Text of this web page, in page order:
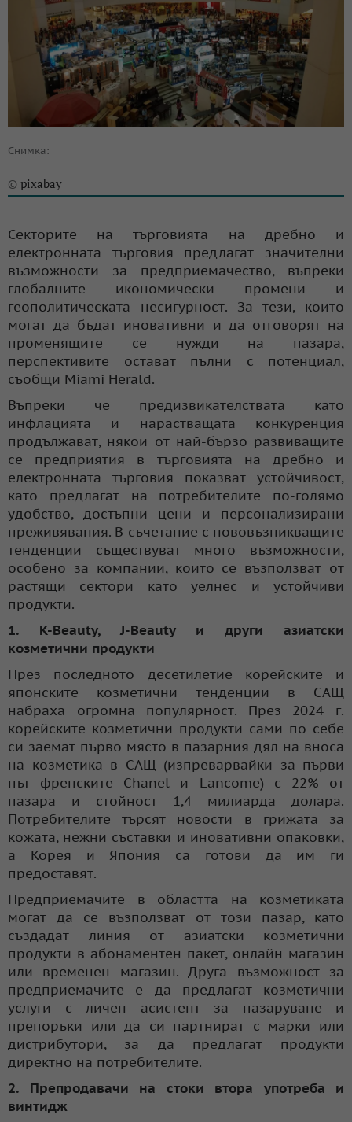
Снимка:
© pixabay
Секторите на търговията на дребно и
електронната търговия предлагат значителни
възможности за предприемачество, въпреки
глобалните икономически промени и
геополитическата несигурност. За тези, които
могат да бъдат иновативни и да отговорят на
променящите се нужди на пазара,
перспективите остават пълни с потенциал,
съобщи Miami Herald.
Въпреки че предизвикателствата като
инфлацията и нарастващата конкуренция
продължават, някои от най-бързо развиващите
се предприятия в търговията на дребно и
електронната търговия показват устойчивост,
като предлагат на потребителите по-голямо
удобство, достъпни цени и персонализирани
преживявания. В съчетание с нововъзникващите
тенденции съществуват много възможности,
особено за компании, които се възползват от
растящи сектори като уелнес и устойчиви
продукти.
1. K-Beauty, J-Beauty и други азиатски
козметични продукти
През последното десетилетие корейските и
японските козметични тенденции в САЩ
набраха огромна популярност. През 2024 г.
корейските козметични продукти сами по себе
си заемат първо място в пазарния дял на вноса
на козметика в САЩ (изпреварвайки за първи
път френските Chanel и Lancome) с 22% от
пазара и стойност 1,4 милиарда долара.
Потребителите търсят новости в грижата за
кожата, нежни съставки и иновативни опаковки,
а Корея и Япония са готови да им ги
предоставят.
Предприемачите в областта на козметиката
могат да се възползват от този пазар, като
създадат линия от азиатски козметични
продукти в абонаментен пакет, онлайн магазин
или временен магазин. Друга възможност за
предприемачите е да предлагат козметични
услуги с личен асистент за пазаруване и
препоръки или да си партнират с марки или
дистрибутори, за да предлагат продукти
директно на потребителите.
2. Препродавачи на стоки втора употреба и
винтидж